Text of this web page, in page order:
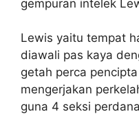
gempuran intelek
Lewis yaitu tempat
diawali pas kaya
getah perca
mengerjakan
guna 4 seksi